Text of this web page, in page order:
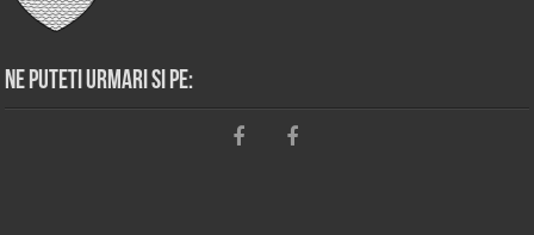
Ne puteti urmari si pe: